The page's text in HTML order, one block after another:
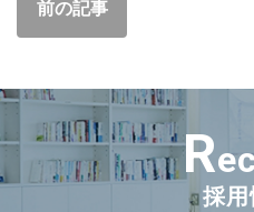
前の記事
R
採用